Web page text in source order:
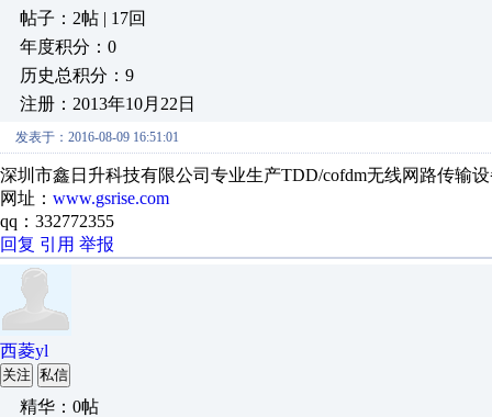
帖子：2帖 | 17回
年度积分：0
历史总积分：9
注册：2013年10月22日
发表于：2016-08-09 16:51:01
深圳市鑫日升科技有限公司专业生产TDD/cofdm无线网路传输
网址： www.gsrise.com
qq：332772355
回复 引用 举报
西菱yl
关注 私信
精华：0帖